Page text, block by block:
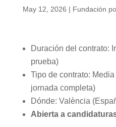
May 12, 2026 | Fundación
Duración del contrato:
prueba)
Tipo de contrato:
jornada completa)
Dónde: València
Abierta a